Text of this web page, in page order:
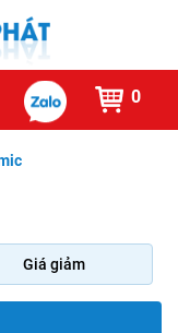
0
Giá giảm